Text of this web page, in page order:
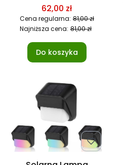
62,00 zł
Cena regularna: 81,00 zł
Najniższa cena: 81,00 zł
Do koszyka